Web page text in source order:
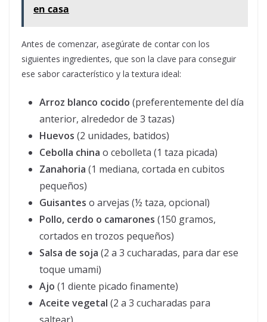
en casa
Antes de comenzar, asegúrate de contar con los
siguientes ingredientes, que son la clave para conseguir
ese sabor característico y la textura ideal:
Arroz blanco cocido (preferentemente del día
anterior, alrededor de 3 tazas)
Huevos (2 unidades, batidos)
Cebolla china o cebolleta (1 taza picada)
Zanahoria (1 mediana, cortada en cubitos
pequeños)
Guisantes o arvejas (½ taza, opcional)
Pollo, cerdo o camarones (150 gramos,
cortados en trozos pequeños)
Salsa de soja (2 a 3 cucharadas, para dar ese
toque umami)
Ajo (1 diente picado finamente)
Aceite vegetal (2 a 3 cucharadas para